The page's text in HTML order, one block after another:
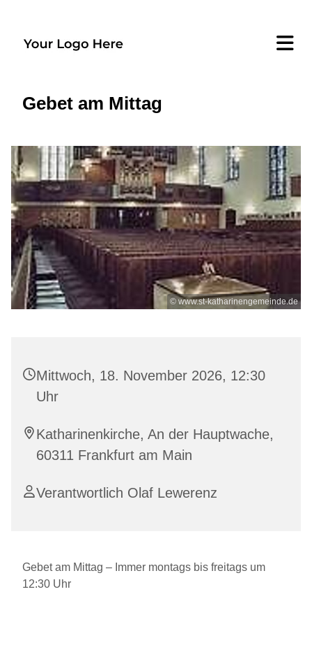
Gebet am Mittag
© www.st-katharinengemeinde.de
Mittwoch, 18. November 2026, 12:30
Uhr
Katharinenkirche, An der Hauptwache,
60311 Frankfurt am Main
Verantwortlich Olaf Lewerenz
Gebet am Mittag – Immer montags bis freitags um
12:30 Uhr